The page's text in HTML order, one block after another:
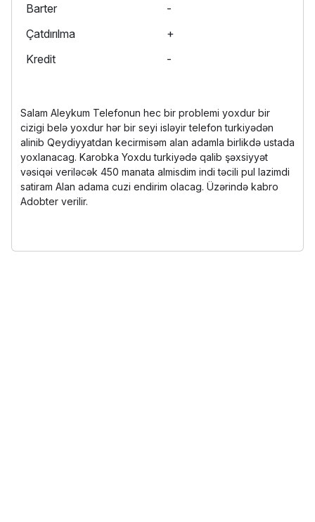
Barter
-
Çatdırılma
+
Kredit
-
Salam Aleykum Telefonun hec bir problemi yoxdur bir
cizigi belə yoxdur hər bir seyi isləyir telefon turkiyədən
alinib Qeydiyyatdan kecirmisəm alan adamla birlikdə ustada
yoxlanacag. Karobka Yoxdu turkiyədə qalib şəxsiyyət
vəsiqəi veriləcək 450 manata almisdim indi təcili pul lazimdi
satiram Alan adama cuzi endirim olacag. Üzərində kabro
Adobter verilir.